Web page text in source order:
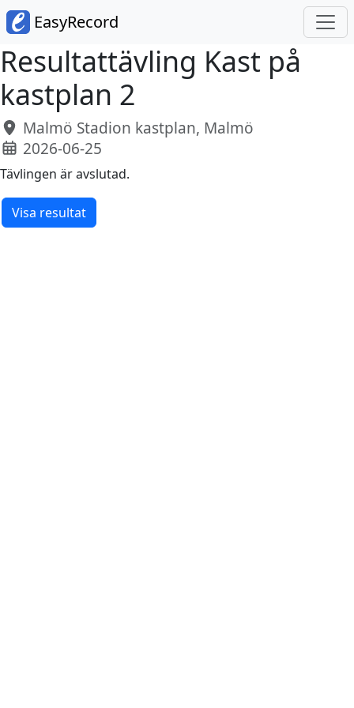
EasyRecord
Resultattävling Kast på
kastplan 2
Malmö Stadion kastplan, Malmö
2026-06-25
Tävlingen är avslutad.
Visa resultat